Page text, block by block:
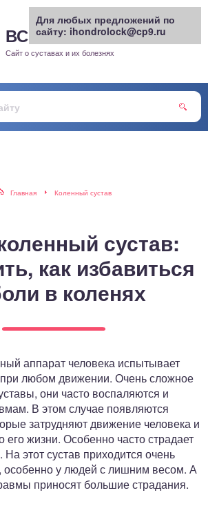
ВСЕ О СУСТАВАХ.РУ
Сайт о суставах и их болезнях
Главная Коленный сустав
сустав:
как избавиться
в коленях
аппарат человека испытывает
при любом движении. Очень сложное
они часто воспаляются и
В этом случае появляются
затрудняют движение человека и
его жизни. Особенно часто страдает
этот сустав приходится очень
особенно у людей с лишним весом. А
приносят большие страдания.
Для любых предложений по
сайту: ihondrolock@cp9.ru